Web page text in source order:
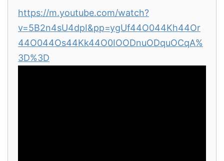
https://m.youtube.com/watch?
v=5B2n4sU4dpI&pp=ygUf44O044Kh44Or
44O044Os44Kk44O0IOODnuODquOCqA%
3D%3D